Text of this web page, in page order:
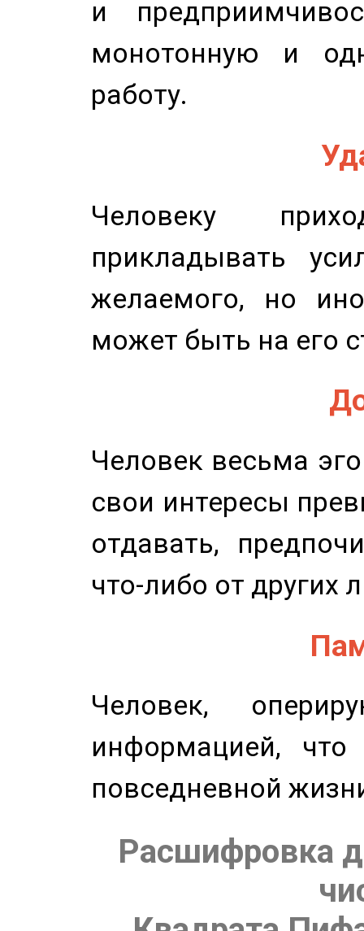
и
монотонную и
работу.
Человеку
прикладывать
желаемого, но
может быть на его
Человек весьма
свои интересы
отдавать,
что-либо от других
Человек,
информацией,
повседневной
Расшифровка